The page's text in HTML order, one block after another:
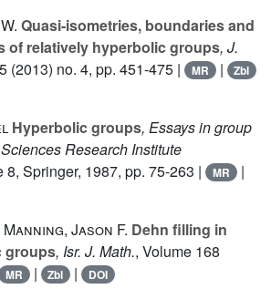
Quasi-isometries, boundaries and
of relatively hyperbolic groups, J.
(2013) no. 4, pp. 451-475 | MR | Zbl
Hyperbolic groups, Essays in group
Research Institute
8, Springer, 1987, pp. 75-263 | MR |
Jason F. Dehn filling in
groups, Isr. J. Math., Volume 168
MR | Zbl | DOI